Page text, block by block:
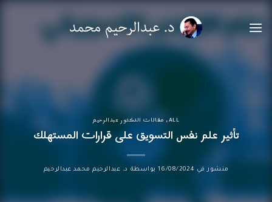
للمحتوى
ALL، مقالات الدكتور عبدالرحيم
تأثير علم نفس التسويق على قرارات المستهلك
منشور في 16/08/2024 بواسطة د. عبدالرحيم محمد عبدالرحيم